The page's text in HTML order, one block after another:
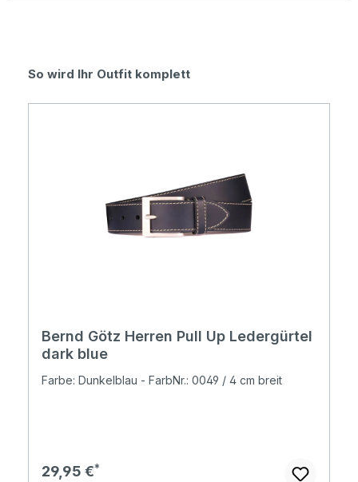
Produktgalerie überspringen
So wird Ihr Outfit komplett
Bernd Götz Herren Pull Up Ledergürtel
dark blue
Farbe: Dunkelblau - FarbNr.: 0049 / 4 cm breit
Regulärer Preis:
29,95 €